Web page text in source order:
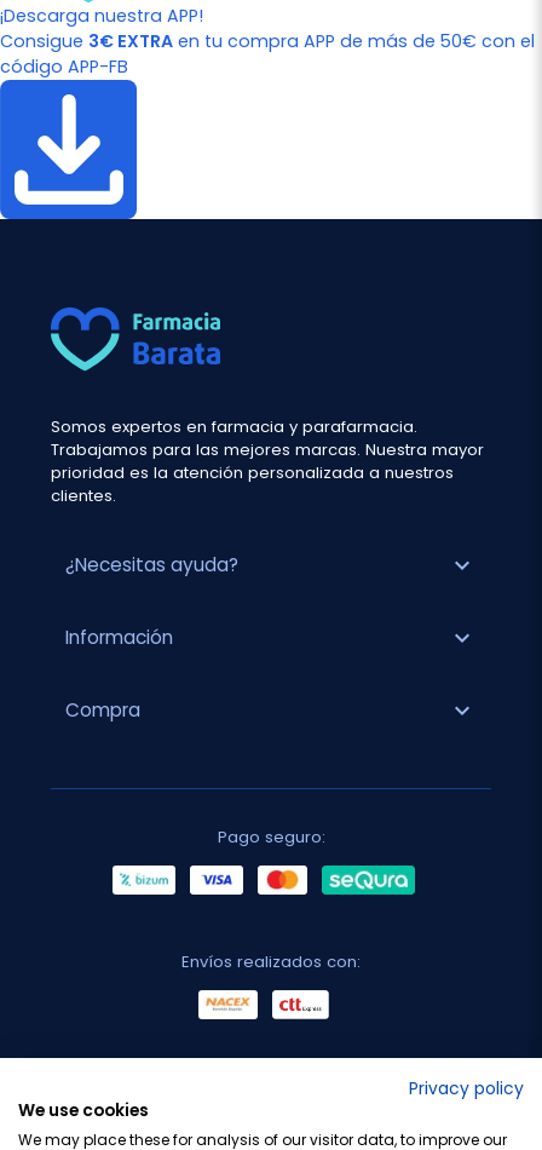
¡Descarga nuestra APP!
Consigue 3€ EXTRA en tu compra APP de más de 50€ con el
código APP-FB
Somos expertos en farmacia y parafarmacia.
Trabajamos para las mejores marcas. Nuestra mayor
prioridad es la atención personalizada a nuestros
clientes.
¿Necesitas ayuda? expand_more
Información expand_more
Compra expand_more
Pago seguro:
Envíos realizados con:
Privacy policy
We use cookies
We may place these for analysis of our visitor data, to improve our